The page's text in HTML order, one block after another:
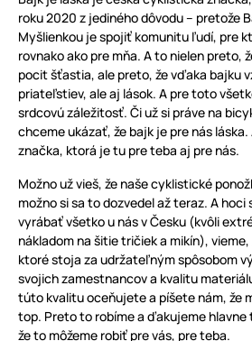
roku 2020 z jediného dôvodu – pretože
Myšlienkou je spojiť komunitu ľudí, pre
rovnako ako pre mňa. A to nielen preto,
pocit šťastia, ale preto, že vďaka bajku
priateľstiev, ale aj lások. A pre toto
srdcovú záležitosť. Či už si práve na
chceme ukázať, že bajk je pre nás
značka, ktorá je tu pre teba aj pre nás.
Možno už vieš, že naše cyklistické
možno si sa to dozvedel až teraz. A hoci
vyrábať všetko u nás v Česku (kvôli
nákladom na šitie tričiek a mikín),
ktoré stoja za udržateľným spôsobom
svojich zamestnancov a kvalitu
túto kvalitu oceňujete a píšete nám, že
top. Preto to robíme a ďakujeme hlavne
že to môžeme robiť pre vás, pre teba.